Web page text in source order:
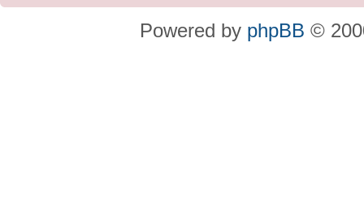
Powered by phpBB ©